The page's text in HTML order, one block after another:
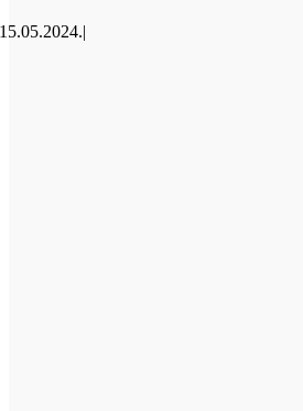
15.05.2024.|